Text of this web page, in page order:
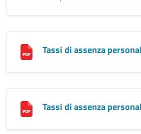
Tassi di assenza
Tassi di assenza